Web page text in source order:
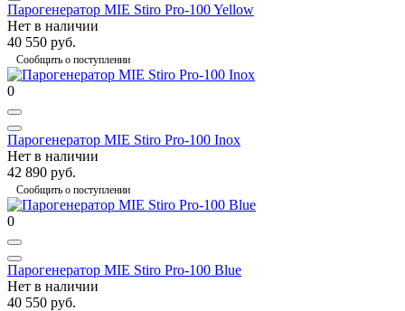
Парогенератор MIE Stiro Pro-100 Yellow
Нет в наличии
40 550 руб.
Сообщить о поступлении
0
Парогенератор MIE Stiro Pro-100 Inox
Нет в наличии
42 890 руб.
Сообщить о поступлении
0
Парогенератор MIE Stiro Pro-100 Blue
Нет в наличии
40 550 руб.